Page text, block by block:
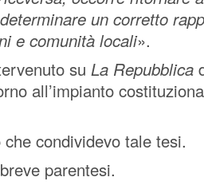
un corretto
e comunità locali».
su La Repubblica
all’impianto
condividevo tale tesi.
parentesi.